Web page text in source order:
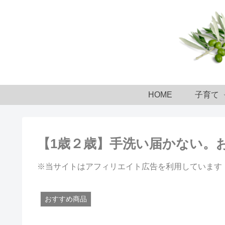
HOME 子育て
【1歳２歳】手洗い届かない
※当サイトはアフィリエイト広告を利用しています
おすすめ商品